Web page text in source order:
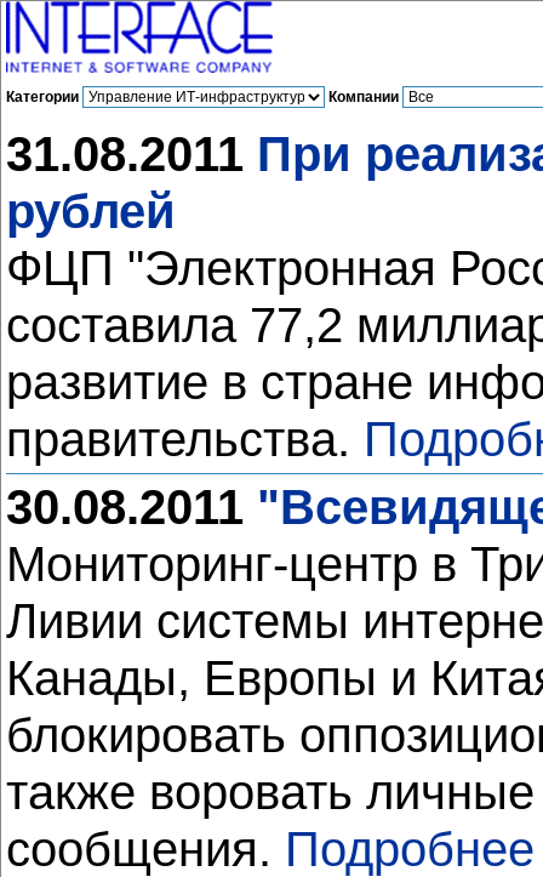
Категории Компании
31.08.2011 При
рублей
ФЦП "Электронная
составила 77,2
развитие в стране
правительства.
30.08.2011
Мониторинг-центр в
Ливии системы
Канады, Европы и
блокировать
также воровать
сообщения.